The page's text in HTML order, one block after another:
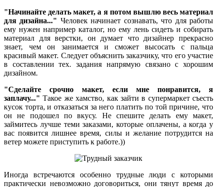
"Начинайте делать макет, а я потом вышлю весь материал
для дизайна..." Человек начинает сознавать, что для работы
ему нужен например каталог, но ему лень сидеть и собирать
материал для верстки, он думает что дизайнер прекрасно
знает, чем он занимается и сможет высосать с пальца
красивый макет. Следует объяснить заказчику, что его участие
в составлении тех. задания напрямую связано с хорошим
дизайном.
"Сделайте срочно макет, если мне понравится, я
заплачу..." Такое же хамство, как зайти в супермаркет съесть
кусок торта, и отказаться за него платить по той причине, что
он не подошел по вкусу. Не спешите делать ему макет,
займитесь лучше теми заказами, которые оплачены, а когда у
вас появится лишнее время, силы и желание потрудится на
ветер можете приступить к работе.))
Иногда встречаются особенно трудные люди с которыми
практически невозможно договориться, они тянут время до